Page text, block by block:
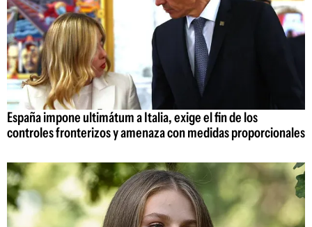
España impone ultimátum a Italia, exige el fin de los
controles fronterizos y amenaza con medidas proporcionales